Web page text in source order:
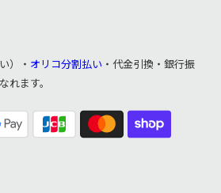
）・ オリコ分割払い ・代金引換・銀行振
れます。